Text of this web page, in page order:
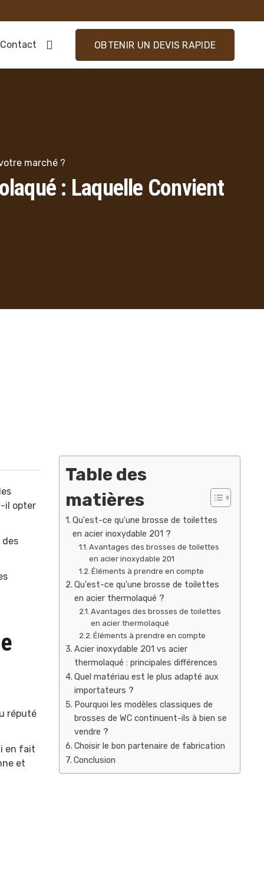
Contact OBTENIR UN DEVIS RAPIDE
marché ?
: Laquelle Convient
il opter
des
réputé
en fait
et
Table des
matières
Qu'est-ce qu'une brosse de toilettes
en acier inoxydable 201 ?
Avantages des brosses de toilettes
en acier inoxydable 201
Éléments à prendre en compte
Qu'est-ce qu'une brosse de toilettes
en acier thermolaqué ?
Avantages des brosses de toilettes
en acier thermolaqué
Éléments à prendre en compte
Acier inoxydable 201 vs acier
thermolaqué : principales différences
Quel matériau est le plus adapté aux
importateurs ?
Pourquoi les modèles classiques de
brosses de WC continuent-ils à bien se
vendre ?
Choisir le bon partenaire de fabrication
Conclusion